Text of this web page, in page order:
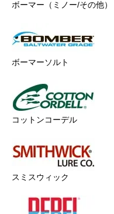
ボーマー（ミノー/その他）
ボーマーソルト
コットンコーデル
スミスウィック